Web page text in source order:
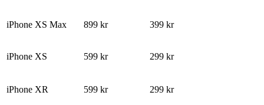
iPhone XS Max 899 kr 399 kr
iPhone XS 599 kr 299 kr
iPhone XR 599 kr 299 kr